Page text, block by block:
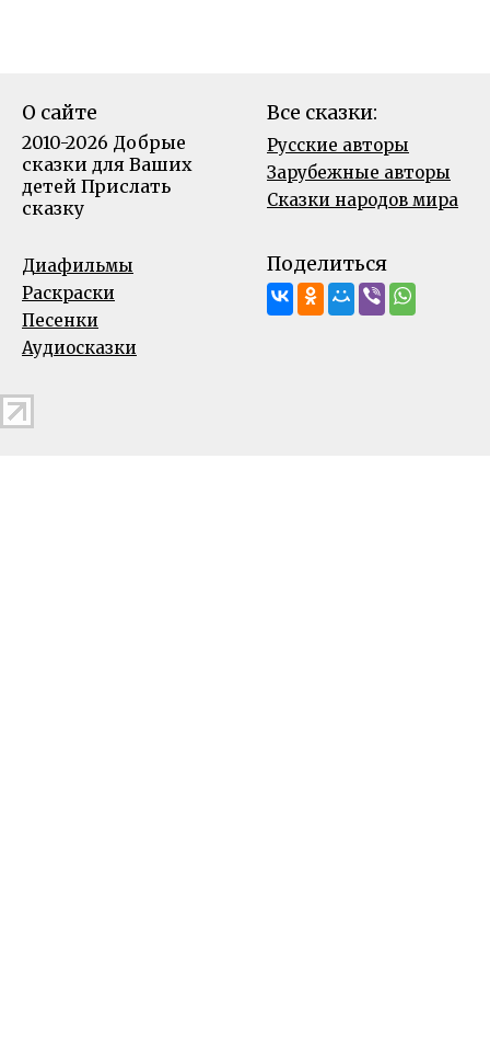
О сайте
2010-2026 Добрые
сказки для Ваших
детей Прислать
сказку
Все сказки:
Русские авторы
Зарубежные авторы
Сказки народов мира
Диафильмы
Раскраски
Песенки
Аудиосказки
Поделиться